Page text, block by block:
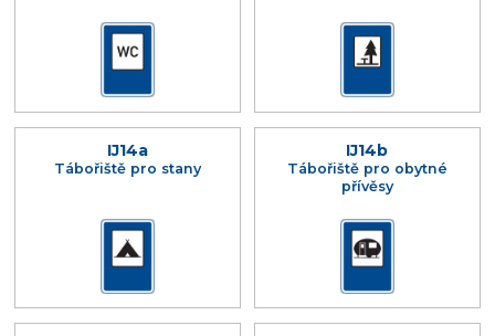
IJ14a
Tábořiště pro stany
IJ14b
Tábořiště pro obytné
přívěsy